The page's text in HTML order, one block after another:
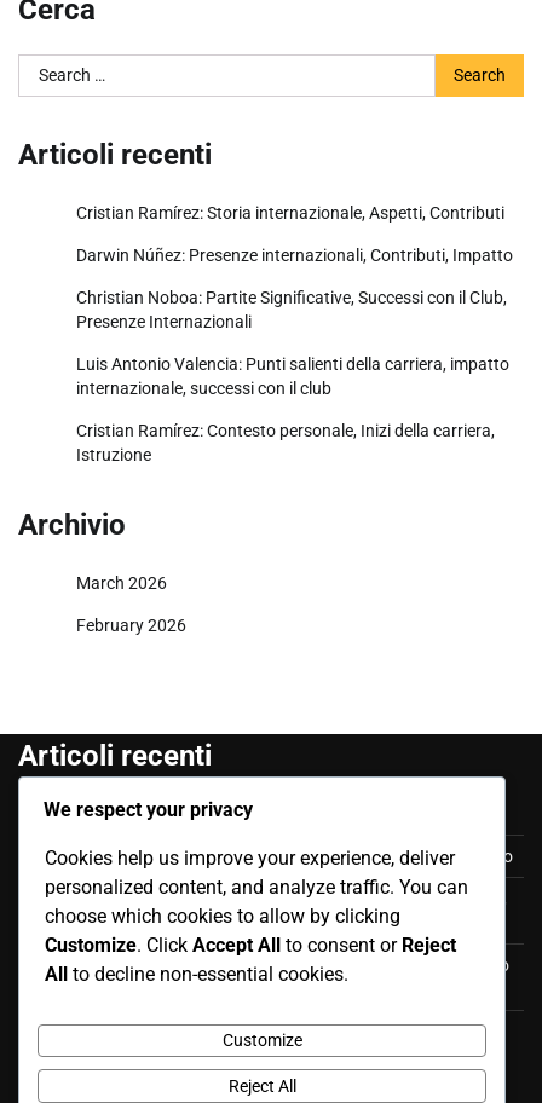
Cerca
Search
for:
Articoli recenti
Cristian Ramírez: Storia internazionale, Aspetti, Contributi
Darwin Núñez: Presenze internazionali, Contributi, Impatto
Christian Noboa: Partite Significative, Successi con il Club,
Presenze Internazionali
Luis Antonio Valencia: Punti salienti della carriera, impatto
internazionale, successi con il club
Cristian Ramírez: Contesto personale, Inizi della carriera,
Istruzione
Archivio
March 2026
February 2026
Articoli recenti
Cristian Ramírez: Storia internazionale, Aspetti, Contributi
Darwin Núñez: Presenze internazionali, Contributi, Impatto
Christian Noboa: Partite Significative, Successi con il Club,
Presenze Internazionali
Luis Antonio Valencia: Punti salienti della carriera, impatto
Cristian Ramírez: Contesto personale, Inizi della carriera,
Istruzione
We respect your privacy
Cookies help us improve your experience, deliver
personalized content, and analyze traffic. You can
choose which cookies to allow by clicking
Customize. Click Accept All to consent or Reject
All to decline non-essential cookies.
Customize
Reject All